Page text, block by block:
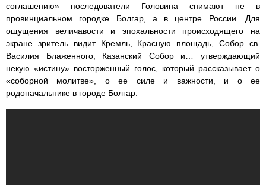
соглашению» последователи Головина снимают не в
провинциальном городке Болгар, а в центре России. Для
ощущения величавости и эпохальности происходящего на
экране зритель видит Кремль, Красную площадь, Собор св.
Василия Блаженного, Казанский Собор и… утверждающий
некую «истину» восторженный голос, который рассказывает о
«соборной молитве», о ее силе и важности, и о ее
родоначальнике в городе Болгар.